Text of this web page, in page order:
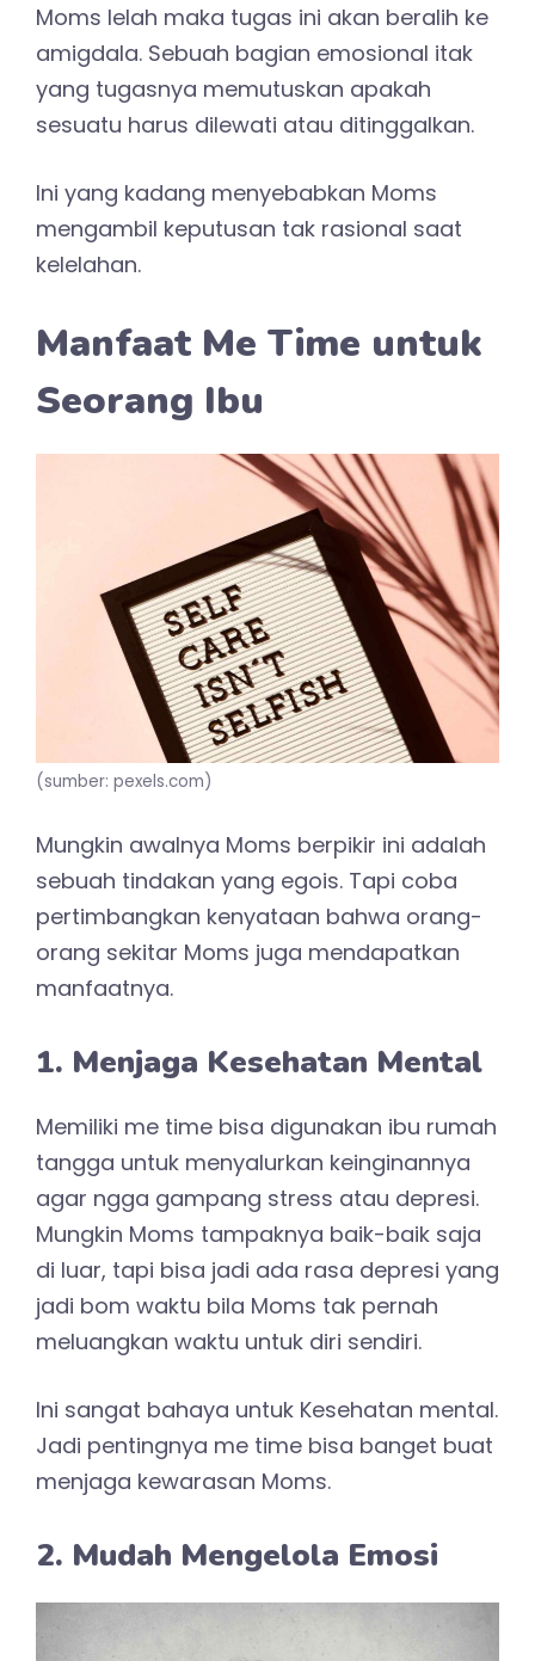
Moms lelah maka tugas ini akan beralih ke
amigdala. Sebuah bagian emosional itak
yang tugasnya memutuskan apakah
sesuatu harus dilewati atau ditinggalkan.
Ini yang kadang menyebabkan Moms
mengambil keputusan tak rasional saat
kelelahan.
Manfaat Me Time untuk
Seorang Ibu
(sumber: pexels.com)
Mungkin awalnya Moms berpikir ini adalah
sebuah tindakan yang egois. Tapi coba
pertimbangkan kenyataan bahwa orang-
orang sekitar Moms juga mendapatkan
manfaatnya.
1. Menjaga Kesehatan Mental
Memiliki me time bisa digunakan ibu rumah
tangga untuk menyalurkan keinginannya
agar ngga gampang stress atau depresi.
Mungkin Moms tampaknya baik-baik saja
di luar, tapi bisa jadi ada rasa depresi yang
jadi bom waktu bila Moms tak pernah
meluangkan waktu untuk diri sendiri.
Ini sangat bahaya untuk Kesehatan mental.
Jadi pentingnya me time bisa banget buat
menjaga kewarasan Moms.
2. Mudah Mengelola Emosi